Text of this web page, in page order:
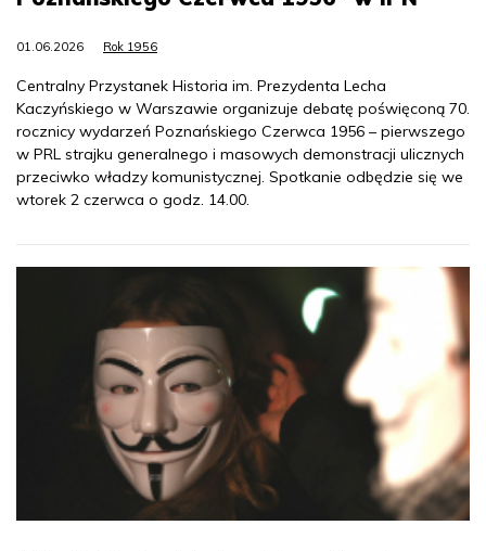
01.06.2026 Rok 1956
Centralny Przystanek Historia im. Prezydenta Lecha
Kaczyńskiego w Warszawie organizuje debatę poświęconą 70.
rocznicy wydarzeń Poznańskiego Czerwca 1956 – pierwszego
w PRL strajku generalnego i masowych demonstracji ulicznych
przeciwko władzy komunistycznej. Spotkanie odbędzie się we
wtorek 2 czerwca o godz. 14.00.